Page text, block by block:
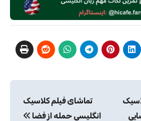
تماشای فیلم کلاسیک
انگلیسی حمله از فضا